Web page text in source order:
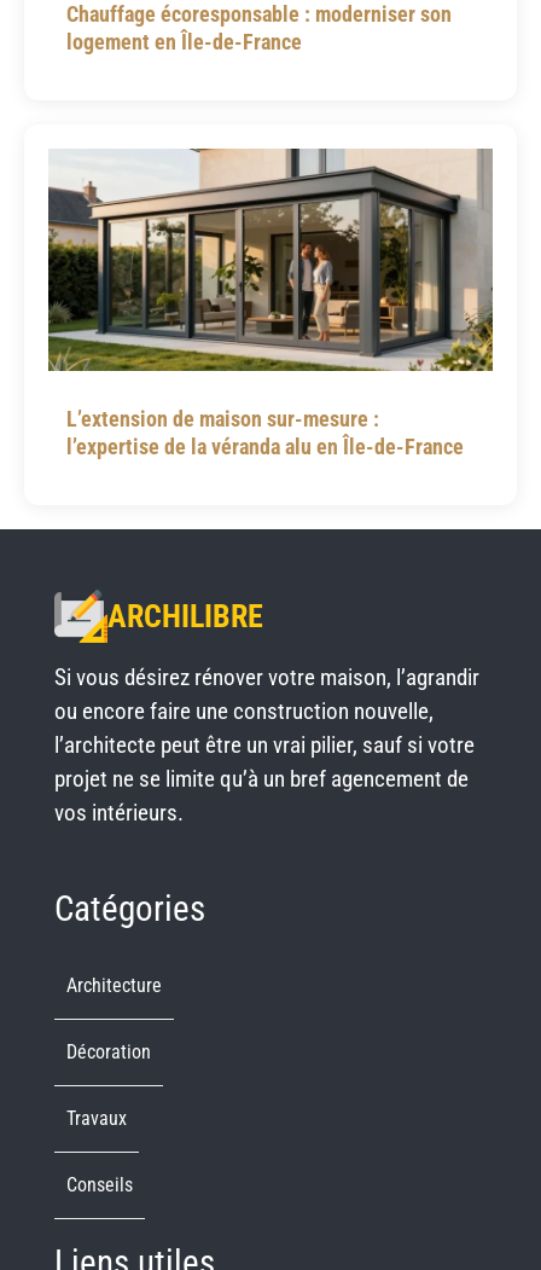
Chauffage écoresponsable : moderniser son
logement en Île-de-France
L’extension de maison sur-mesure :
l’expertise de la véranda alu en Île-de-France
ARCHILIBRE
Si vous désirez rénover votre maison, l’agrandir
ou encore faire une construction nouvelle,
l’architecte peut être un vrai pilier, sauf si votre
projet ne se limite qu’à un bref agencement de
vos intérieurs.
Catégories
Architecture
Décoration
Travaux
Conseils